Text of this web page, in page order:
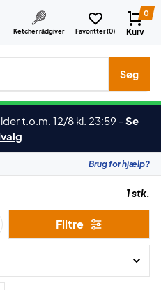
Ketcher rådgiver Favoritter (0)
0
Kurv
mærker etc.
Søg
t.o.m. 12/8 kl. 23:59 -Se
Brug for hjælp?
1 stk.
Filtre